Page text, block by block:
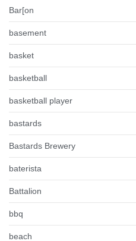
Bar[on
basement
basket
basketball
basketball player
bastards
Bastards Brewery
baterista
Battalion
bbq
beach